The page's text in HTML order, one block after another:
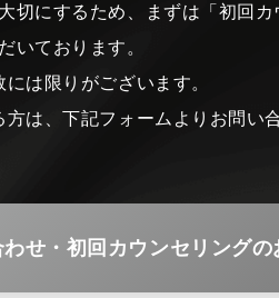
切にするため、まずは「初回
いております。
は限りがございます。
方は、下記フォームよりお問い
せ・初回カウンセリングの